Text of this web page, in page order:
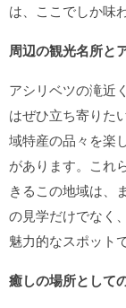
は、ここでしか味
周辺の観光名所と
アシリベツの滝近
はぜひ立ち寄りた
域特産の品々を楽
があります。これ
きるこの地域は、
の見学だけでなく
魅力的なスポットで
癒しの場所として